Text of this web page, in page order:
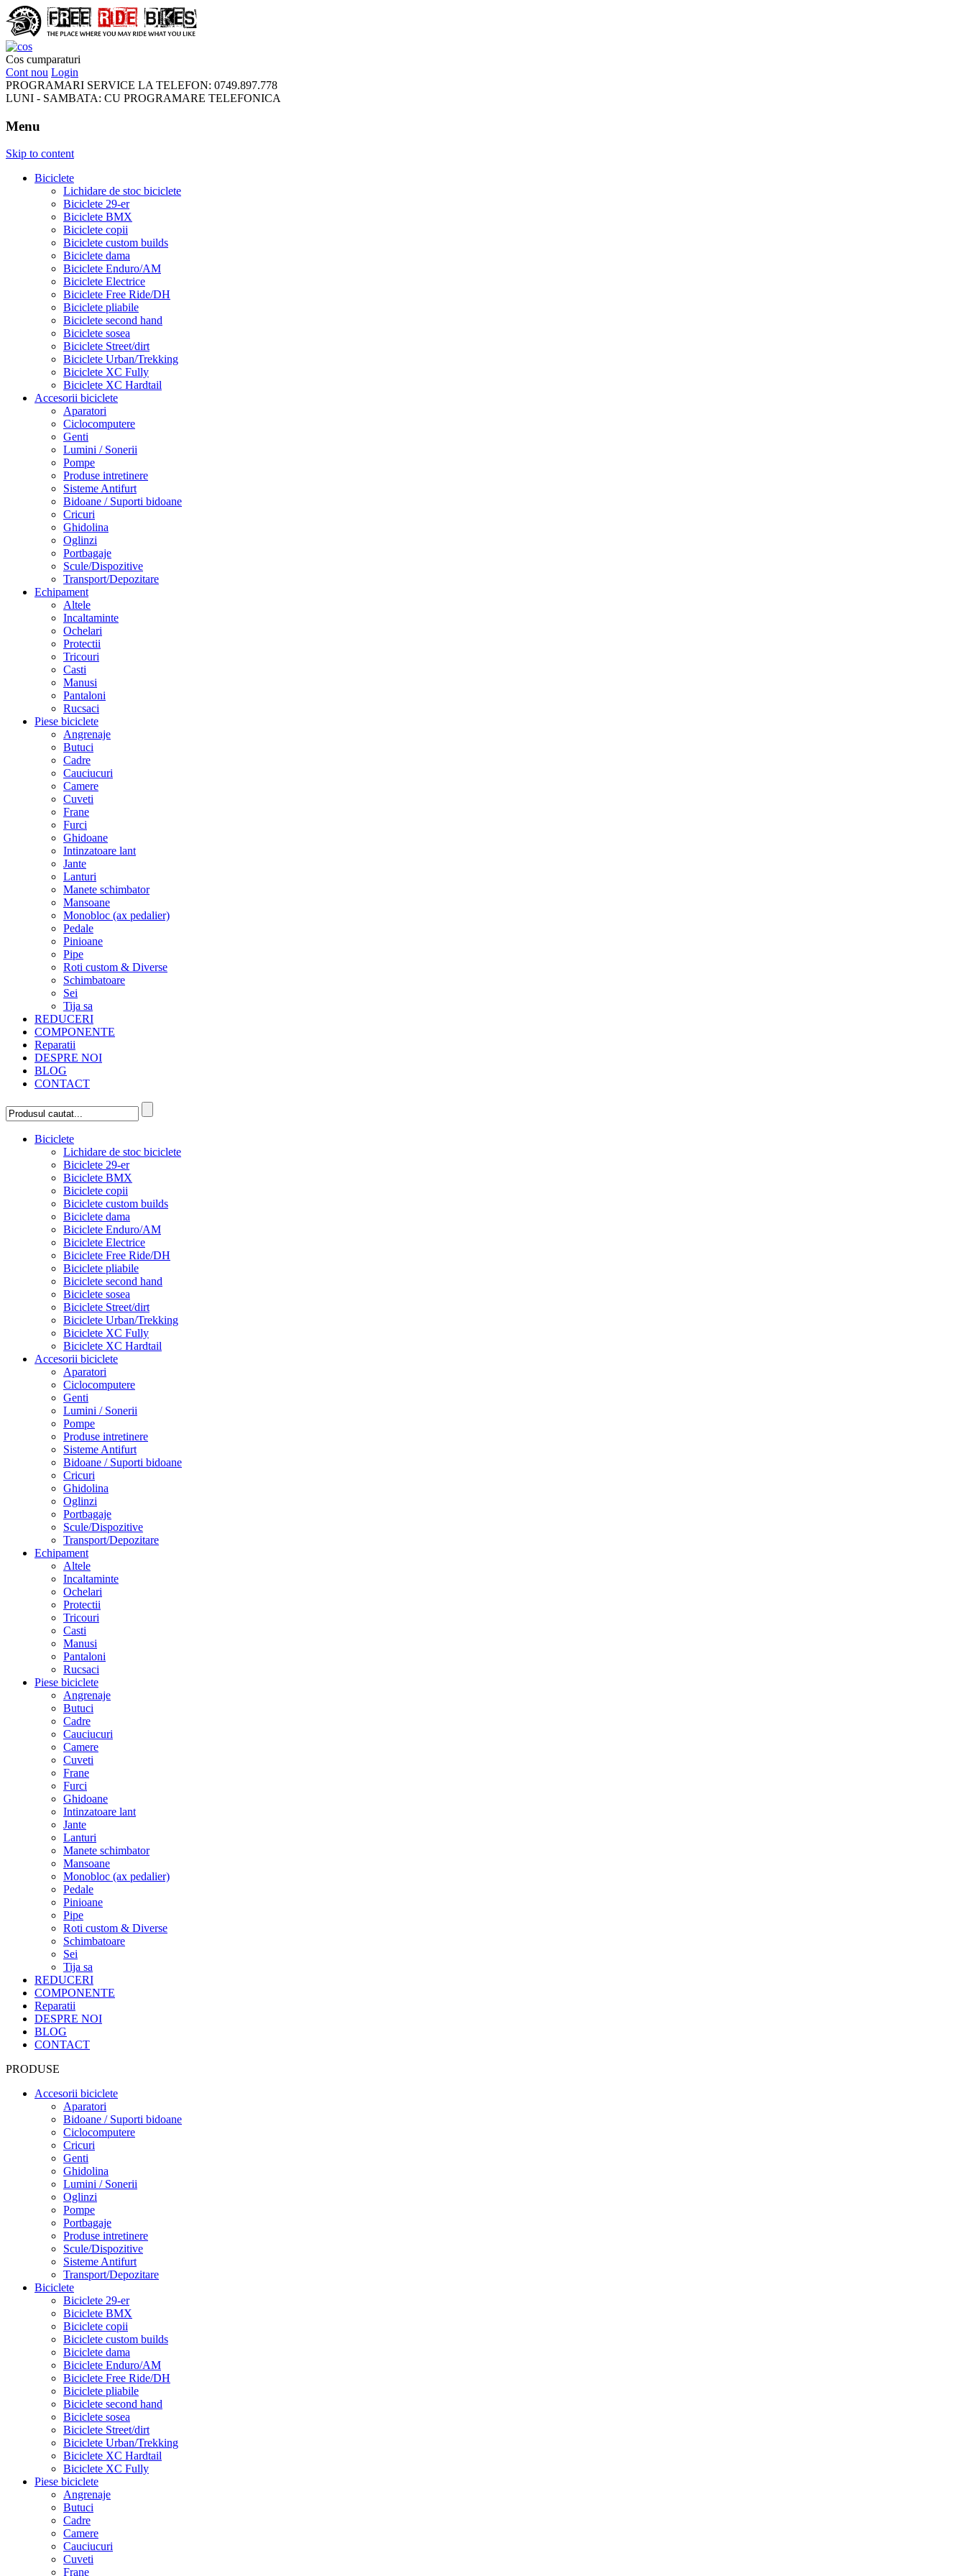
FreeRideBikes
Cos cumparaturi
Cont nou Login
PROGRAMARI SERVICE LA TELEFON: 0749.897.778
LUNI - SAMBATA: CU PROGRAMARE TELEFONICA
Menu
Skip to content
Biciclete
Lichidare de stoc biciclete
Biciclete 29-er
Biciclete BMX
Biciclete copii
Biciclete custom builds
Biciclete dama
Biciclete Enduro/AM
Biciclete Electrice
Biciclete Free Ride/DH
Biciclete pliabile
Biciclete second hand
Biciclete sosea
Biciclete Street/dirt
Biciclete Urban/Trekking
Biciclete XC Fully
Biciclete XC Hardtail
Accesorii biciclete
Aparatori
Ciclocomputere
Genti
Lumini / Sonerii
Pompe
Produse intretinere
Sisteme Antifurt
Bidoane / Suporti bidoane
Cricuri
Ghidolina
Oglinzi
Portbagaje
Scule/Dispozitive
Transport/Depozitare
Echipament
Altele
Incaltaminte
Ochelari
Protectii
Tricouri
Casti
Manusi
Pantaloni
Rucsaci
Piese biciclete
Angrenaje
Butuci
Cadre
Cauciucuri
Camere
Cuveti
Frane
Furci
Ghidoane
Intinzatoare lant
Jante
Lanturi
Manete schimbator
Mansoane
Monobloc (ax pedalier)
Pedale
Pinioane
Pipe
Roti custom & Diverse
Schimbatoare
Sei
Tija sa
REDUCERI
COMPONENTE
Reparatii
DESPRE NOI
BLOG
CONTACT
Biciclete
Lichidare de stoc biciclete
Biciclete 29-er
Biciclete BMX
Biciclete copii
Biciclete custom builds
Biciclete dama
Biciclete Enduro/AM
Biciclete Electrice
Biciclete Free Ride/DH
Biciclete pliabile
Biciclete second hand
Biciclete sosea
Biciclete Street/dirt
Biciclete Urban/Trekking
Biciclete XC Fully
Biciclete XC Hardtail
Accesorii biciclete
Aparatori
Ciclocomputere
Genti
Lumini / Sonerii
Pompe
Produse intretinere
Sisteme Antifurt
Bidoane / Suporti bidoane
Cricuri
Ghidolina
Oglinzi
Portbagaje
Scule/Dispozitive
Transport/Depozitare
Echipament
Altele
Incaltaminte
Ochelari
Protectii
Tricouri
Casti
Manusi
Pantaloni
Rucsaci
Piese biciclete
Angrenaje
Butuci
Cadre
Cauciucuri
Camere
Cuveti
Frane
Furci
Ghidoane
Intinzatoare lant
Jante
Lanturi
Manete schimbator
Mansoane
Monobloc (ax pedalier)
Pedale
Pinioane
Pipe
Roti custom & Diverse
Schimbatoare
Sei
Tija sa
REDUCERI
COMPONENTE
Reparatii
DESPRE NOI
BLOG
CONTACT
PRODUSE
Accesorii biciclete
Aparatori
Bidoane / Suporti bidoane
Ciclocomputere
Cricuri
Genti
Ghidolina
Lumini / Sonerii
Oglinzi
Pompe
Portbagaje
Produse intretinere
Scule/Dispozitive
Sisteme Antifurt
Transport/Depozitare
Biciclete
Biciclete 29-er
Biciclete BMX
Biciclete copii
Biciclete custom builds
Biciclete dama
Biciclete Enduro/AM
Biciclete Free Ride/DH
Biciclete pliabile
Biciclete second hand
Biciclete sosea
Biciclete Street/dirt
Biciclete Urban/Trekking
Biciclete XC Hardtail
Biciclete XC Fully
Piese biciclete
Angrenaje
Butuci
Cadre
Camere
Cauciucuri
Cuveti
Frane